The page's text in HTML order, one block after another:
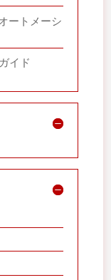
ートメーシ
イド